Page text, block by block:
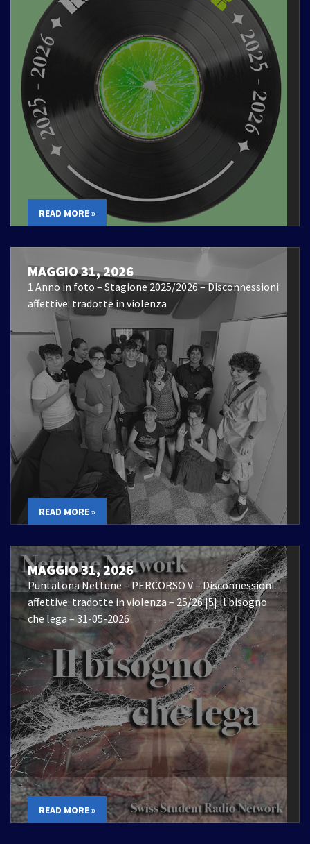
READ MORE »
MAGGIO 31, 2026
1 Anno in foto – Stagione 2025/2026 – Disconnessioni
affettive: tradotte in violenza
READ MORE »
MAGGIO 31, 2026
Puntatona Nettune – PERCORSO V – Disconnessioni
affettive: tradotte in violenza – 25/26 |5| Il bisogno
che lega – 31-05-2026
READ MORE »